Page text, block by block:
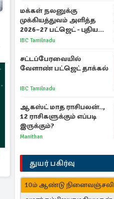
மக்கள் நலனுக்கு
முக்கியத்துவம் அளித்த
2026–27 பட்ஜெட் - புதிய
நலத்திட்டங்கள்
IBC Tamilnadu
சட்டப்பேரவையில்
வேளாண் பட்ஜெட் தாக்கல்
IBC Tamilnadu
ஆகஸ்ட் மாத ராசிபலன்..,
12 ராசிகளுக்கும் எப்படி
இருக்கும்?
Manithan
துயர் பகிர்வு
10ம் ஆண்டு நினைவஞ்சலி